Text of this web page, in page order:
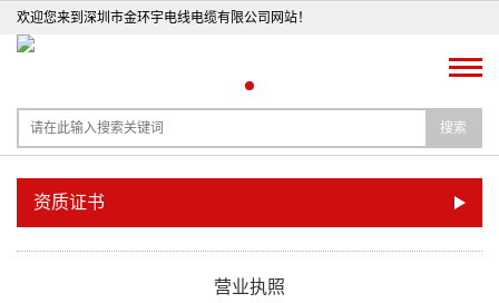
欢迎您来到深圳市金环宇电线电缆有限公司网站！
搜索
资质证书
营业执照